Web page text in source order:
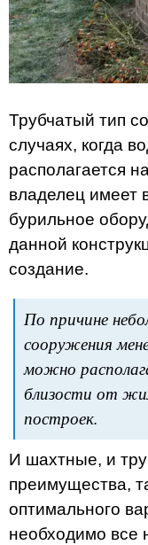
Трубчатый тип
случаях, когда
располагается
владелец имеет
бурильное
данной
создание.
По причине
сооружения
можно
близости от
построек.
И шахтные, и
преимущества,
оптимального
необходимо все